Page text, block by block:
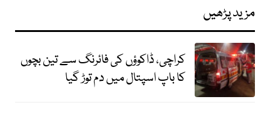
مزید پڑھیں
کراچی، ڈاکوؤں کی فائرنگ سے تین بچوں
کا باپ اسپتال میں دم توڑ گیا